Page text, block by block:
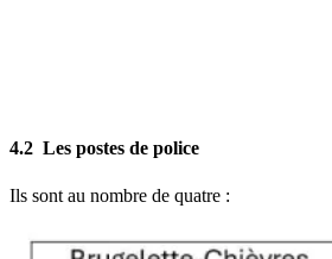
4.2 Les postes de police
Ils sont au nombre de quatre :